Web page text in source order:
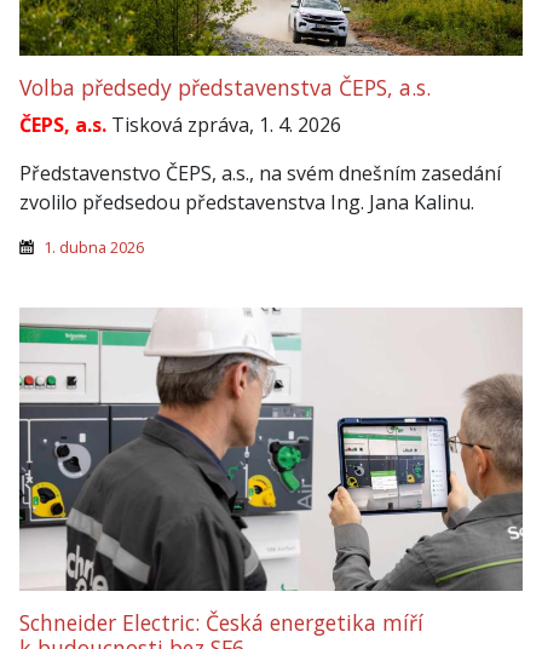
Volba předsedy představenstva ČEPS, a.s.
ČEPS, a.s. Tisková zpráva, 1. 4. 2026
Představenstvo ČEPS, a.s., na svém dnešním zasedání
zvolilo předsedou představenstva Ing. Jana Kalinu.
1. dubna 2026
Schneider Electric: Česká energetika míří